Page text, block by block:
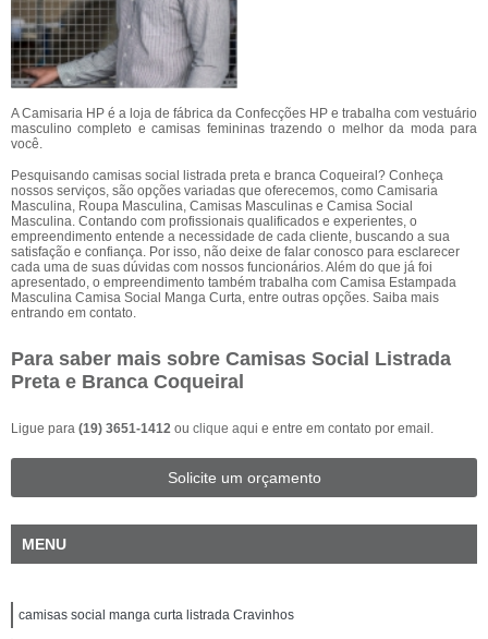
A Camisaria HP é a loja de fábrica da Confecções HP e trabalha com vestuário
masculino completo e camisas femininas trazendo o melhor da moda para
você.
Pesquisando camisas social listrada preta e branca Coqueiral? Conheça
nossos serviços, são opções variadas que oferecemos, como Camisaria
Masculina, Roupa Masculina, Camisas Masculinas e Camisa Social
Masculina. Contando com profissionais qualificados e experientes, o
empreendimento entende a necessidade de cada cliente, buscando a sua
satisfação e confiança. Por isso, não deixe de falar conosco para esclarecer
cada uma de suas dúvidas com nossos funcionários. Além do que já foi
apresentado, o empreendimento também trabalha com Camisa Estampada
Masculina Camisa Social Manga Curta, entre outras opções. Saiba mais
entrando em contato.
Para saber mais sobre Camisas Social Listrada
Preta e Branca Coqueiral
Ligue para (19) 3651-1412 ou clique aqui e entre em contato por email.
Solicite um orçamento
MENU
camisas social manga curta listrada Cravinhos